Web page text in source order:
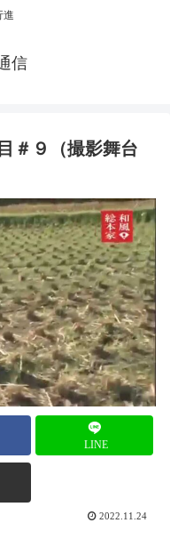
進
信
＃９（撮影舞台
LINE
2022.11.24